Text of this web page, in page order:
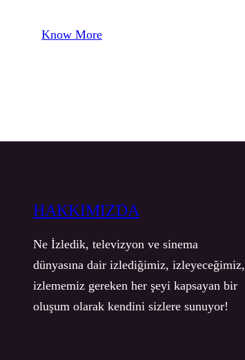
Know More
HAKKIMIZDA
Ne İzledik, televizyon ve sinema
dünyasına dair izlediğimiz, izleyeceğimiz,
izlememiz gereken her şeyi kapsayan bir
oluşum olarak kendini sizlere sunuyor!